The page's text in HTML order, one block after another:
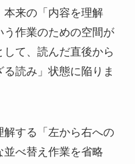
本来の「内容を理解
う作業のための空間が
て、読んだ直後から
読み」状態に陥りま
する「左から右への
べ替え作業を省略